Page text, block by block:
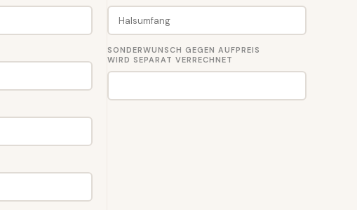
SONDERWUNSCH GEGEN AUFPREIS
WIRD SEPARAT VERRECHNET